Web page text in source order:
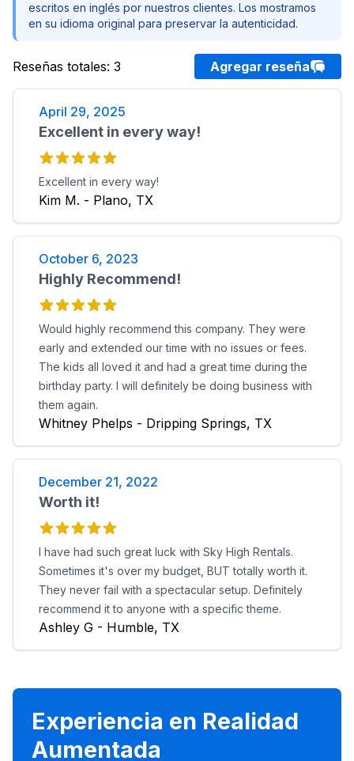
escritos en inglés por nuestros clientes. Los mostramos
en su idioma original para preservar la autenticidad.
Reseñas totales: 3 Agregar reseña
April 29, 2025
Excellent in every way!
Excellent in every way!
Kim M. - Plano, TX
October 6, 2023
Highly Recommend!
Would highly recommend this company. They were
early and extended our time with no issues or fees.
The kids all loved it and had a great time during the
birthday party. I will definitely be doing business with
them again.
Whitney Phelps - Dripping Springs, TX
December 21, 2022
Worth it!
I have had such great luck with Sky High Rentals.
Sometimes it's over my budget, BUT totally worth it.
They never fail with a spectacular setup. Definitely
recommend it to anyone with a specific theme.
Ashley G - Humble, TX
Experiencia en Realidad
Aumentada